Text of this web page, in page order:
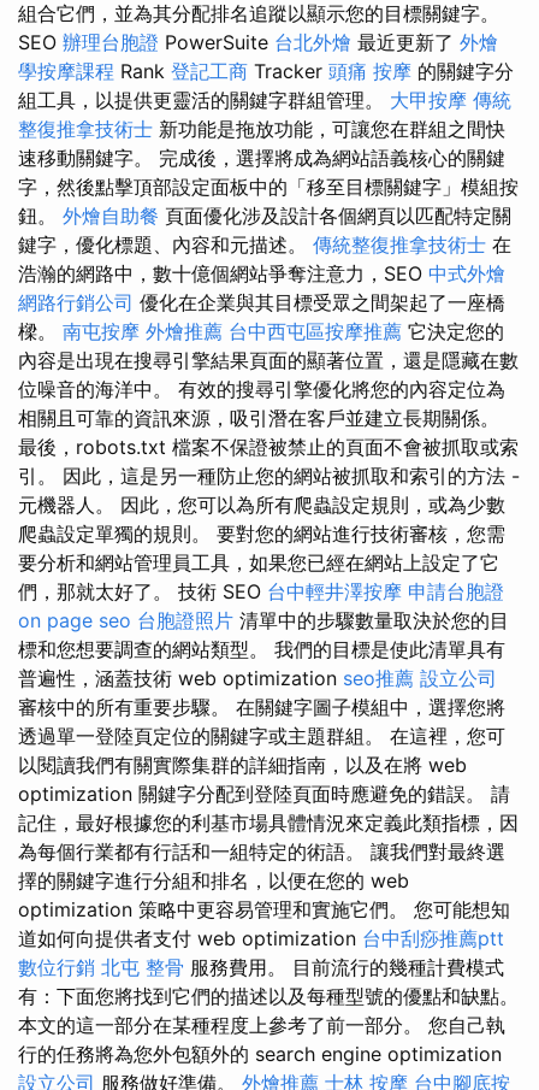
組合它們，並為其分配排名追蹤以顯示您的目標關鍵字。
SEO 辦理台胞證 PowerSuite 台北外燴 最近更新了 外燴
學按摩課程 Rank 登記工商 Tracker 頭痛 按摩 的關鍵字分
組工具，以提供更靈活的關鍵字群組管理。 大甲按摩 傳統
整復推拿技術士 新功能是拖放功能，可讓您在群組之間快
速移動關鍵字。 完成後，選擇將成為網站語義核心的關鍵
字，然後點擊頂部設定面板中的「移至目標關鍵字」模組按
鈕。 外燴自助餐 ‍頁面優化涉及設計各個網頁以匹配特定關
鍵字，優化標題、內容和元描述。 傳統整復推拿技術士 在
浩瀚的網路中，數十億個網站爭奪注意力，SEO 中式外燴
網路行銷公司 優化在企業與其目標受眾之間架起了一座橋
樑。 南屯按摩 外燴推薦 台中西屯區按摩推薦 它決定您的
內容是出現在搜尋引擎結果頁面的顯著位置，還是隱藏在數
位噪音的海洋中。 有效的搜尋引擎優化將您的內容定位為
相關且可靠的資訊來源，吸引潛在客戶並建立長期關係。
最後，robots.txt 檔案不保證被禁止的頁面不會被抓取或索
引。 因此，這是另一種防止您的網站被抓取和索引的方法 -
元機器人。 因此，您可以為所有爬蟲設定規則，或為少數
爬蟲設定單獨的規則。 要對您的網站進行技術審核，您需
要分析和網站管理員工具，如果您已經在網站上設定了它
們，那就太好了。 技術 SEO 台中輕井澤按摩 申請台胞證
on page seo 台胞證照片 清單中的步驟數量取決於您的目
標和您想要調查的網站類型。 我們的目標是使此清單具有
普遍性，涵蓋技術 web optimization seo推薦 設立公司
審核中的所有重要步驟。 在關鍵字圖子模組中，選擇您將
透過單一登陸頁定位的關鍵字或主題群組。 在這裡，您可
以閱讀我們有關實際集群的詳細指南，以及在將 web
optimization 關鍵字分配到登陸頁面時應避免的錯誤。 請
記住，最好根據您的利基市場具體情況來定義此類指標，因
為每個行業都有行話和一組特定的術語。 讓我們對最終選
擇的關鍵字進行分組和排名，以便在您的 web
optimization 策略中更容易管理和實施它們。 您可能想知
道如何向提供者支付 web optimization 台中刮痧推薦ptt
數位行銷 北屯 整骨 服務費用。 目前流行的幾種計費模式
有：下面您將找到它們的描述以及每種型號的優點和缺點。
本文的這一部分在某種程度上參考了前一部分。 您自己執
行的任務將為您外包額外的 search engine optimization
設立公司 服務做好準備。 外燴推薦 士林 按摩 台中腳底按